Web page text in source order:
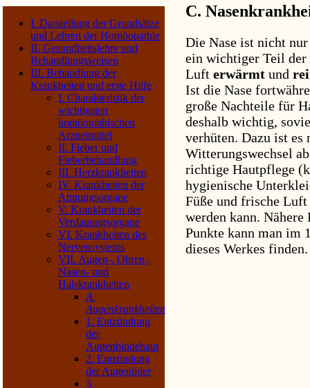
I. Darstellung der Grundsätze
und Lehren der Homöopathie
II. Gesundheitslehre und
Behandlungsweisen
III. Behandlung der
Krankheiten und erste Hilfe
I. Charakteristik der
wichtigsten
homöopathischen
Arzneimittel
II. Fieber und
Fieberbehandlung
III. Herzkrankheiten
IV. Krankheiten der
Atmungsorgane
V. Krankheiten der
Verdauungsorgane
VI. Krankheiten des
Nervensystems
VII. Augen-, Ohren-,
Nasen- und
Halskrankheiten
A.
Augenkrankheiten
1. Entzündung
der
Augenbindehaut
2. Entzündung
der Augenlider
3.
C.
Die Nase ist nicht
ein wichtiger Teil der
Luft erwärmt und
Ist die Nase
große Nachteile für
deshalb wichtig,
verhüten. Dazu ist es
Witterungswechsel
richtige Hautpflege
hygienische
Füße und frische
werden kann.
Punkte kann man im
dieses Werkes finden.